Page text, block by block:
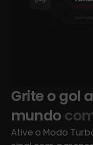
Grite o gol
mundo
Ative o Modo